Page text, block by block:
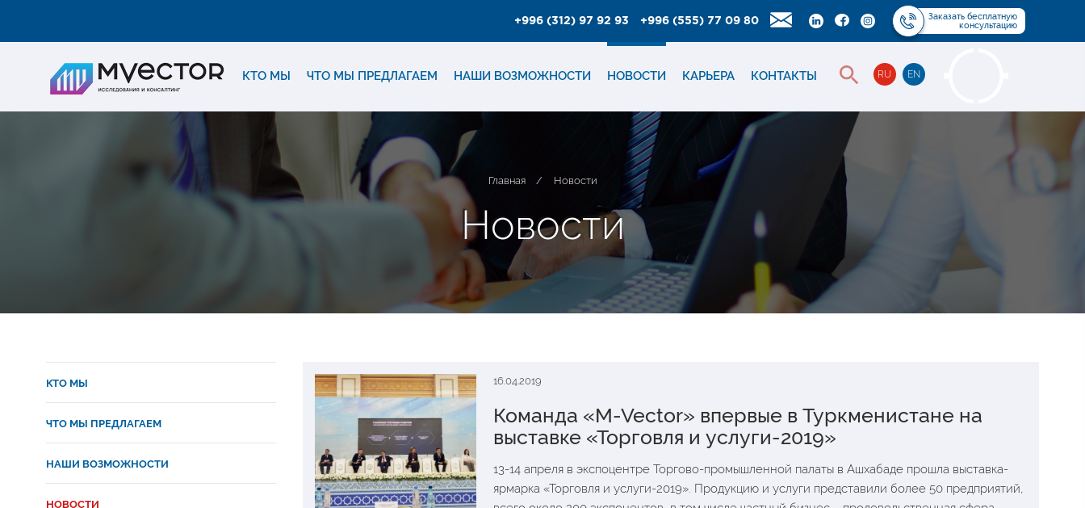
+996 (312) 97 92 93 +996 (555) 77 09 80 Заказать бесплатную
консультацию
КТО МЫ ЧТО МЫ ПРЕДЛАГАЕМ НАШИ ВОЗМОЖНОСТИ НОВОСТИ КАРЬЕРА КОНТАКТЫ RU EN
Главная / Новости
Новости
КТО МЫ
ЧТО МЫ ПРЕДЛАГАЕМ
НАШИ ВОЗМОЖНОСТИ
НОВОСТИ
16.04.2019
Команда «M-Vector» впервые в Туркменистане на
выставке «Торговля и услуги-2019»
13-14 апреля в экспоцентре Торгово-промышленной палаты в Ашхабаде прошла выставка-
ярмарка «Торговля и услуги-2019». Продукцию и услуги представили более 50 предприятий,